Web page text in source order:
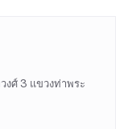
ศ์ 3 แขวงท่าพระ